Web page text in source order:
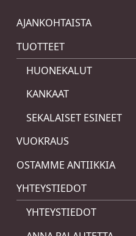
AJANKOHTAISTA
TUOTTEET
HUONEKALUT
KANKAAT
SEKALAISET ESINEET
VUOKRAUS
OSTAMME ANTIIKKIA
YHTEYSTIEDOT
YHTEYSTIEDOT